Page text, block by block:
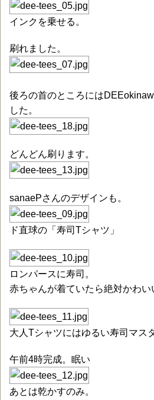
インクを乗せる。
刷れました。
後ろの首のところには
した。
どんどん刷ります。
sanaePさんのデザインも。
ド直球の「寿司Tシャツ」
ロンパースに寿司。
赤ちゃんが着ていたら絶対かわい
大人Tシャツにはゆるい寿司マス
午前4時完成。眠い
あとは乾かすのみ。